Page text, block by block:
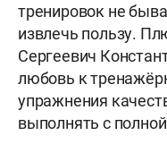
тренировок не
извлечь пользу.
Сергеевич
любовь к
упражнения
выполнять с